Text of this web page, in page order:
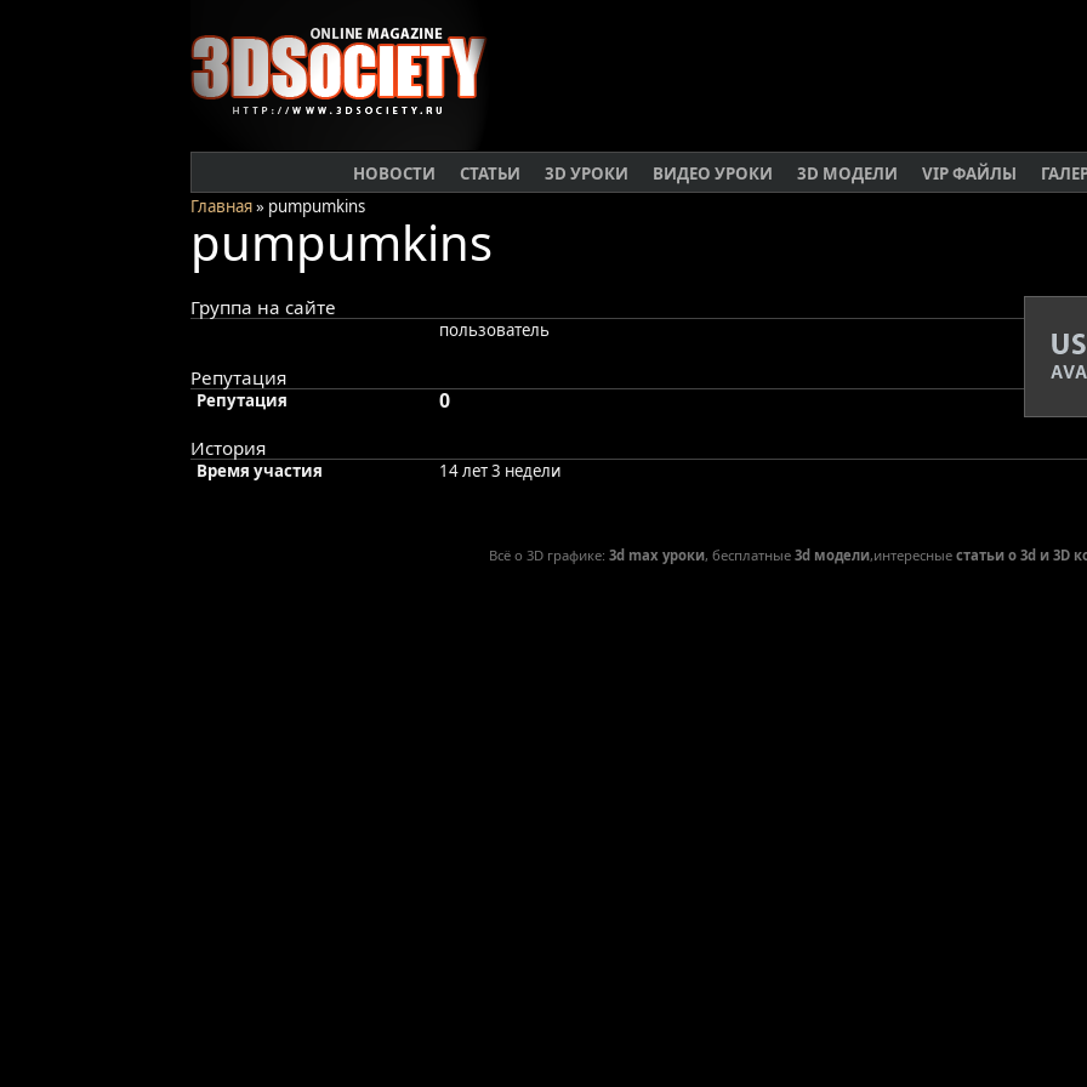
НОВОСТИ СТАТЬИ 3D УРОКИ ВИДЕО УРОКИ 3D МОДЕЛИ VIP ФАЙЛЫ
Главная» pumpumkins
pumpumkins
Группа на сайте
пользователь
Репутация
Репутация 0
История
Время участия 14 лет 3 недели
Всё о 3D графике: 3d max уроки, бесплатные 3d модели,интересные статьи о 3d и 3D